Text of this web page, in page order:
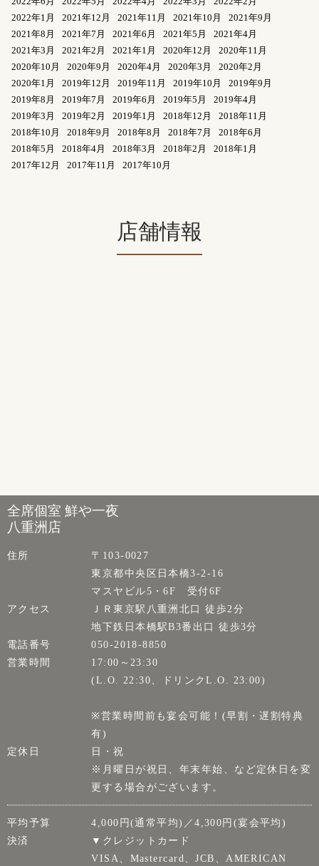
2022年1月
2021年12月 2021年11月 2021年10月
2021年9月
2021年8月
2021年7月 2021年6月 2021年5月
2021年4月
2021年3月
2021年2月 2021年1月 2020年12月
2020年11月
2020年10月
2020年9月 2020年4月 2020年3月
2020年2月
2020年1月
2019年12月 2019年11月 2019年10月
2019年9月
2019年8月
2019年7月 2019年6月 2019年5月
2019年4月
2019年3月
2019年2月 2019年1月 2018年12月
2018年11月
2018年10月
2018年9月 2018年8月 2018年7月
2018年6月
2018年5月
2018年4月 2018年3月 2018年2月
2018年1月
2017年12月
2017年11月 2017年10月
店舗情報
全席個室 鮮や一夜
八重洲店
住所
〒103-0027
東京都中央区日本橋3-2-16
マスヤビル5・6F 受付6F
アクセス
ＪＲ東京駅八重洲北口 徒歩2分
地下鉄日本橋駅B3番出口 徒歩3分
電話番号
050-2018-8850
営業時間
17:00～23:30
(L.O. 22:30、ドリンクL.O. 23:00)
※営業時間前も宴会可能！(早割・遅割特典
有)
定休日
日・祝
※月曜日が祝日、年末年始、など定休日を変
更する場合がございます。
平均予算
4,000円(通常平均)／4,300円(宴会平均)
決済
▼クレジットカード
VISA、Mastercard、JCB、AMERICAN